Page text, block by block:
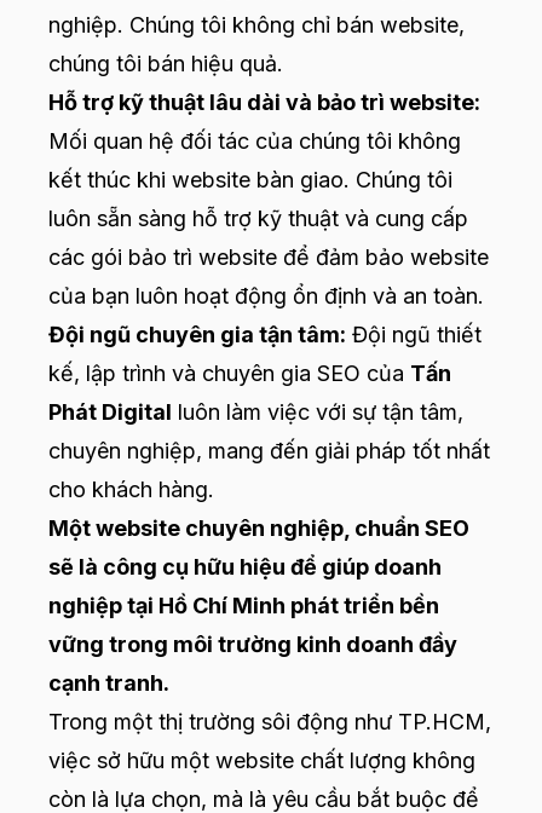
nghiệp. Chúng tôi không chỉ bán website,
chúng tôi bán hiệu quả.
Hỗ trợ kỹ thuật lâu dài và bảo trì website:
Mối quan hệ đối tác của chúng tôi không
kết thúc khi website bàn giao. Chúng tôi
luôn sẵn sàng hỗ trợ kỹ thuật và cung cấp
các gói bảo trì website để đảm bảo website
của bạn luôn hoạt động ổn định và an toàn.
Đội ngũ chuyên gia tận tâm: Đội ngũ thiết
kế, lập trình và chuyên gia SEO của Tấn
Phát Digital luôn làm việc với sự tận tâm,
chuyên nghiệp, mang đến giải pháp tốt nhất
cho khách hàng.
Một website chuyên nghiệp, chuẩn SEO
sẽ là công cụ hữu hiệu để giúp doanh
nghiệp tại Hồ Chí Minh phát triển bền
vững trong môi trường kinh doanh đầy
cạnh tranh.
Trong một thị trường sôi động như TP.HCM,
việc sở hữu một website chất lượng không
còn là lựa chọn, mà là yêu cầu bắt buộc để